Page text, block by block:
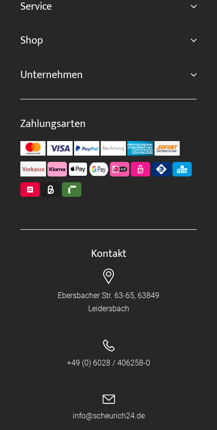
Service
Shop
Unternehmen
Zahlungsarten
Kontakt
Ebersbacher Str. 63-65, 63849
Leidersbach
+49 (0) 6028 / 406258-0
info@scheurich24.de